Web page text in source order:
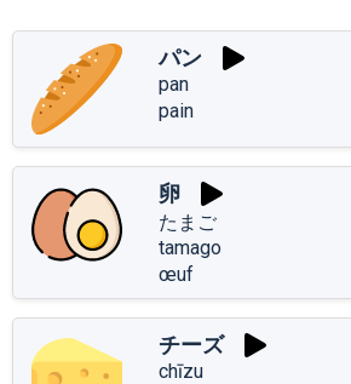
パン
pan
pain
卵
たまご
tamago
œuf
チーズ
chīzu